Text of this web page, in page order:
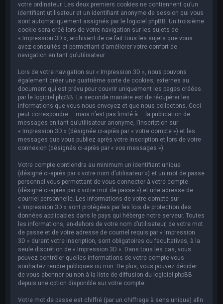
votre ordinateur. Les deux premiers cookies ne contiennent qu’un
identifiant utilisateur et un identifiant anonyme de session qui vous
sont automatiquement assignés par le logiciel phpBB. Un troisième
cookie sera créé lors de votre navigation sur les sujets de
« Impression 3D », archivant de ce fait tous les sujets que vous
avez consultés et permettant d’améliorer votre confort de
navigation en tant qu’utilisateur.
Lors de votre navigation sur « Impression 3D », nous pouvons
également créer une quatrième sorte de cookies, externes au
document qui est prévu pour couvrir uniquement les pages créées
par le logiciel phpBB. La seconde manière est de récupérer les
informations que vous nous envoyez et que nous collectons. Ceci
peut correspondre — mais n’est pas limité à — la publication de
messages en tant qu’utilisateur anonyme, l’inscription sur
« Impression 3D » (désignée ci-après par « votre compte ») et les
messages que vous publiez après votre inscription et lors de votre
connexion (désignés ci-après par « vos messages »).
Votre compte contiendra au minimum un identifiant unique
(désigné ci-après par « votre nom d’utilisateur ») et un mot de passe
personnel vous permettant de vous connecter à votre compte
(désigné ci-après par « votre mot de passe ») et une adresse de
courriel personnelle. Les informations de votre compte sur
« Impression 3D » sont protégées par les lois de protection des
données applicables dans le pays qui héberge notre serveur. Toutes
les informations, en-dehors de votre nom d’utilisateur, de votre mot
de passe et de votre adresse de courriel requis par « Impression
3D » durant votre inscription, sont obligatoires ou facultatives, à la
seule discrétion de « Impression 3D ». Dans tous les cas, vous
pouvez contrôler quelles informations de votre compte vous
souhaitez rendre publiques ou non. De plus, vous pouvez décider
de vous abonner ou non à la liste de diffusion du logiciel phpBB
depuis une option disponible sur votre compte.
Votre mot de passe est chiffré (par un chiffrage à sens unique) afin